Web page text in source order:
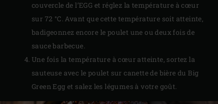
couvercle de l’EGG et réglez la température à cœur
sur 72 °C. Avant que cette température soit atteinte,
badigeonnez encore le poulet une ou deux fois de
sauce barbecue.
Une fois la température à cœur atteinte, sortez la
sauteuse avec le poulet sur canette de bière du Big
Green Egg et salez les légumes à votre goût.